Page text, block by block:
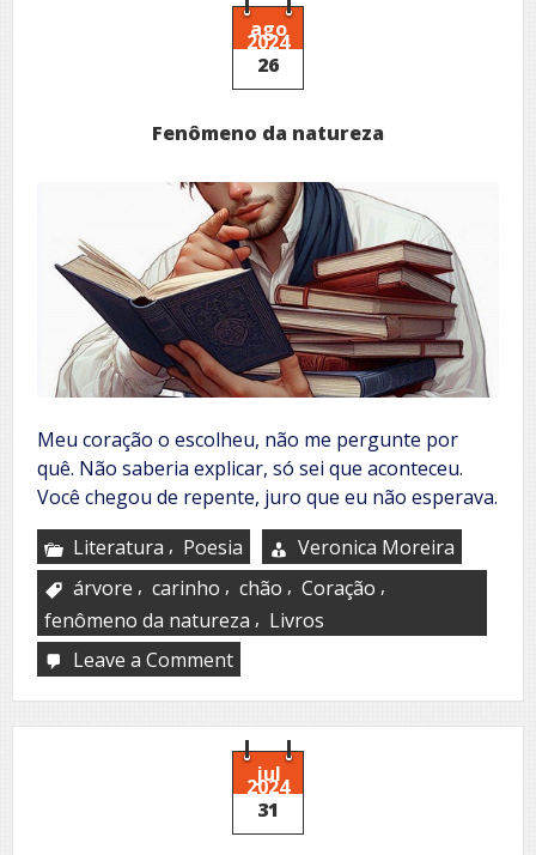
ago
2024
26
Fenômeno da natureza
Meu coração o escolheu, não me pergunte por
quê. Não saberia explicar, só sei que aconteceu.
Você chegou de repente, juro que eu não esperava.
Literatura , Poesia
Veronica Moreira
árvore , carinho , chão , Coração ,
fenômeno da natureza , Livros
Leave a Commenton
da
natureza
jul
2024
31